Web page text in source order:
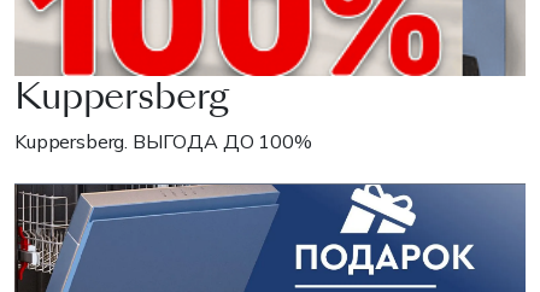
Kuppersberg
Kuppersberg. ВЫГОДА ДО 100%